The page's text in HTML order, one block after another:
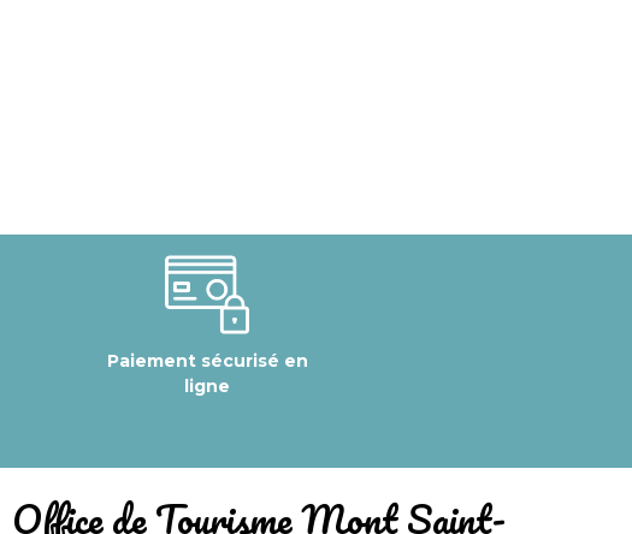
Paiement sécurisé en
ligne
​Office de Tourisme Mont Saint-